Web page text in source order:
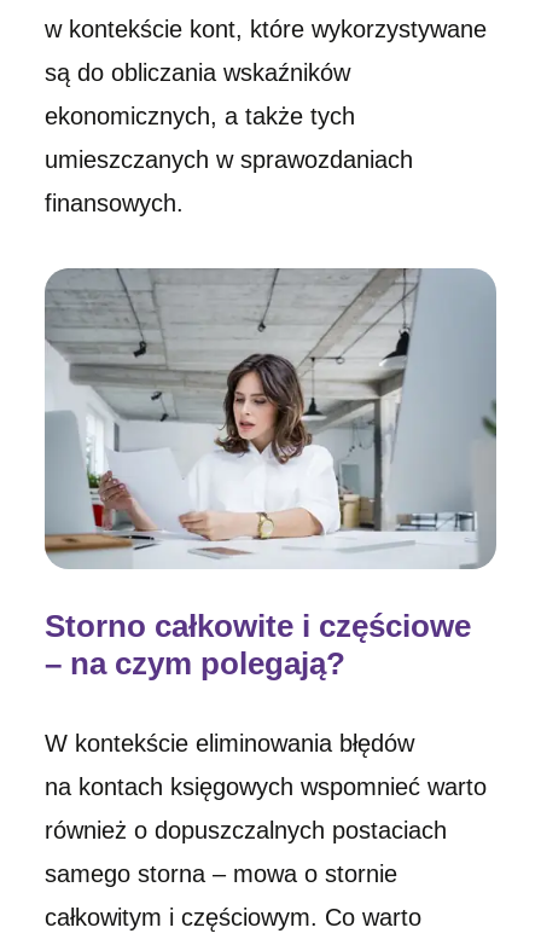
w kontekście kont, które wykorzystywane
są do obliczania wskaźników
ekonomicznych, a także tych
umieszczanych w sprawozdaniach
finansowych.
Storno całkowite i częściowe
– na czym polegają?
W kontekście eliminowania błędów
na kontach księgowych wspomnieć warto
również o dopuszczalnych postaciach
samego storna – mowa o stornie
całkowitym i częściowym. Co warto